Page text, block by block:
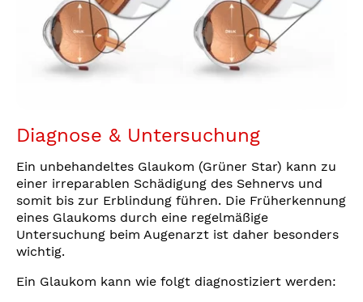
Diagnose & Untersuchung
Ein unbehandeltes Glaukom (Grüner Star) kann zu
einer irreparablen Schädigung des Sehnervs und
somit bis zur Erblindung führen. Die Früherkennung
eines Glaukoms durch eine regelmäßige
Untersuchung beim Augenarzt ist daher besonders
wichtig.
Ein Glaukom kann wie folgt diagnostiziert werden: